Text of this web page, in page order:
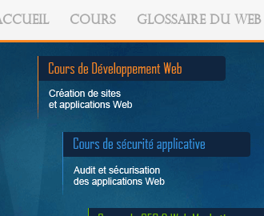
COURS GLOSSAIRE DU WEB